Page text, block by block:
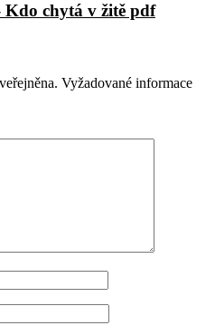
Kdo chytá v žitě pdf
Vyžadované informace